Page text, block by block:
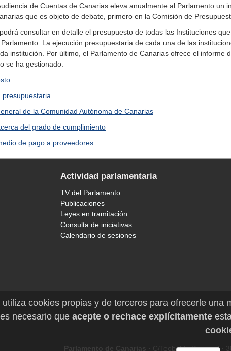
de Cuentas de Canarias eleva anualmente al Parlamento
que es objeto de debate, primero en la Comisión de
consultar en detalle el presupuesto de todas las Instituciones
La ejecución presupuestaria de cada una de las
institución. Por último, el Parlamento de Canarias ofrece el
se ha gestionado.
presupuestaria
de la Comunidad Autónoma de Canarias
del grado de cumplimiento
de pago a proveedores
Actividad parlamentaria
TV del Parlamento
Publicaciones
Leyes en tramitación
Consulta de iniciativas
Calendario de sesiones
Parlamento de Canarias · C/Teobaldo Power, 7 ·
utiliza cookies propias y de terceros para ofrecerle
necesario que acepte o rechace explícitamente